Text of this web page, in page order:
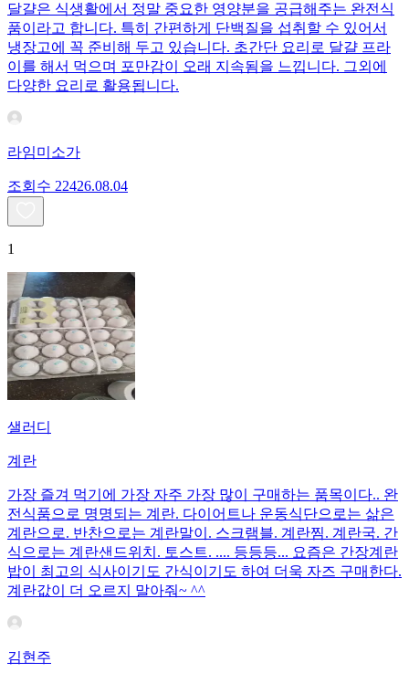
달걀은 식생활에서 정말 중요한 영양분을 공급해주는 완전식
품이라고 합니다. 특히 간편하게 단백질을 섭취할 수 있어서
냉장고에 꼭 준비해 두고 있습니다. 초간단 요리로 달걀 프라
이를 해서 먹으며 포만감이 오래 지속됨을 느낍니다. 그외에
다양한 요리로 활용됩니다.
라임미소가
조회수 22426.08.04
1
샐러디
계란
가장 즐겨 먹기에 가장 자주 가장 많이 구매하는 품목이다.. 완
전식품으로 명명되는 계란. 다이어트나 운동식단으로는 삶은
계란으로. 반찬으로는 계란말이. 스크램블. 계란찜. 계란국. 간
식으로는 계란샌드위치. 토스트. .... 등등등... 요즘은 간장계란
밥이 최고의 식사이기도 간식이기도 하여 더욱 자즈 구매한다.
계란값이 더 오르지 말아줘~ ^^
김현주